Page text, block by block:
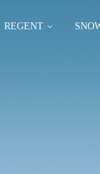
REGENT